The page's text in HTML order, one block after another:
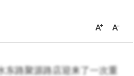
路聚源路店迎来了一次重